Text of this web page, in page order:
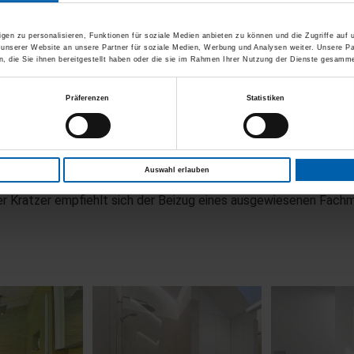
zu personalisieren, Funktionen für soziale Medien anbieten zu können und die Zugriffe auf
Website an unsere Partner für soziale Medien, Werbung und Analysen weiter. Unsere
die Sie ihnen bereitgestellt haben oder die sie im Rahmen Ihrer Nutzung der Dienste
Präferenzen Statistiken
Auswahl erlauben
beim Abstellen von heissen Kochgeräten unbedingt
und Schneidbretter verwenden.
und einem scheuernden Schwamm herauspoliert
empfiehlt sich der Beizug eines ausgewiesenen